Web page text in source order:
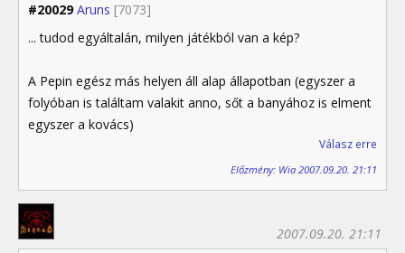
#20029 Aruns [7073]
... tudod egyáltalán, milyen játékból van a kép?
A Pepin egész más helyen áll alap állapotban (egyszer a
folyóban is találtam valakit anno, sőt a banyához is elment
egyszer a kovács)
Válasz erre
Előzmény: Wia 2007.09.20. 21:11
2007.09.20. 21:11